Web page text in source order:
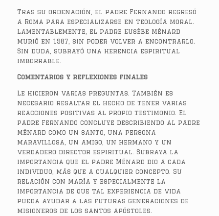
Tras su ordenación, el padre Fernando regresó
a Roma para especializarse en teología moral.
Lamentablemente, el padre Eusèbe Ménard
murió en 1987, sin poder volver a encontrarlo.
Sin duda, subrayó una herencia espiritual
imborrable.
Comentarios y reflexiones finales
Le hicieron varias preguntas. También es
necesario resaltar el hecho de tener varias
reacciones positivas al propio testimonio. El
padre Fernando concluye describiendo al padre
Ménard como un santo, una persona
maravillosa, un amigo, un hermano y un
verdadero director espiritual. Subraya la
importancia que el padre Ménard dio a cada
individuo, más que a cualquier concepto. Su
relación con María y especialmente la
importancia de que tal experiencia de vida
pueda ayudar a las futuras generaciones de
misioneros de los santos apóstoles.